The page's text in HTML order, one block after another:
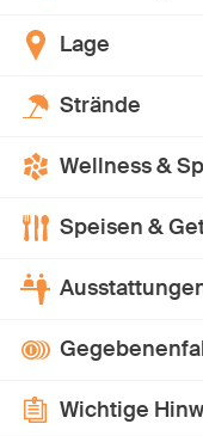
Lage
Strände
Wellness &
Speisen &
Wichtige